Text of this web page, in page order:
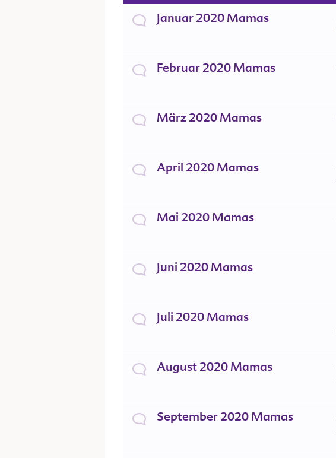
Januar 2020 Mamas
Februar 2020 Mamas
März 2020 Mamas
April 2020 Mamas
Mai 2020 Mamas
Juni 2020 Mamas
Juli 2020 Mamas
August 2020 Mamas
September 2020 Mamas